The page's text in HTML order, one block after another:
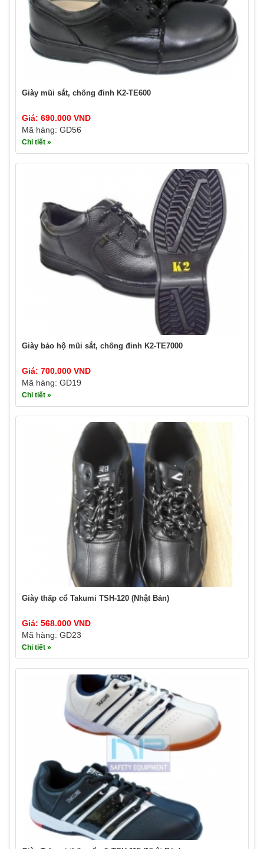
Giày mũi sắt, chống đinh K2-TE600
Giá: 690.000 VND
Mã hàng: GD56
Chi tiết »
Giày bảo hộ mũi sắt, chống đinh K2-TE7000
Giá: 700.000 VND
Mã hàng: GD19
Chi tiết »
Giày thấp cổ Takumi TSH-120 (Nhật Bản)
Giá: 568.000 VND
Mã hàng: GD23
Chi tiết »